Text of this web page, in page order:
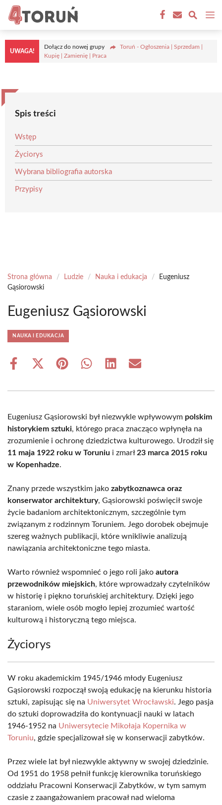
Przejdź
treści
UWAGA!
Dołącz do nowej grupy
Toruń - Ogłoszenia | Sprzedam |
Kupię | Zamienię | Praca
Spis treści
Wstęp
Życiorys
Wybrana bibliografia autorska
Przypisy
Strona główna / Ludzie / Nauka i edukacja /
Eugeniusz
Gąsiorowski
Eugeniusz Gąsiorowski
NAUKA I EDUKACJA
Share
Share
(Twitter)
Share Share Share Share
Eugeniusz Gąsiorowski był niezwykle wpływowym polskim
historykiem sztuki, którego praca znacząco wpłynęła na
zrozumienie i ochronę dziedzictwa kulturowego. Urodził się
11 maja 1922 roku w Toruniu i zmarł 23 marca 2015 roku
w Kopenhadze.
Znany przede wszystkim jako zabytkoznawca oraz
konserwator architektury, Gąsiorowski poświęcił swoje
życie badaniom architektonicznym, szczególnie tym
związanym z rodzinnym Toruniem. Jego dorobek obejmuje
szereg ważnych publikacji, które wnikliwie analizują
nawiązania architektoniczne tego miasta.
Warto również wspomnieć o jego roli jako autora
przewodników miejskich, które wprowadzały czytelników
w historię i piękno toruńskiej architektury. Dzięki jego
staraniom, wiele osób mogło lepiej zrozumieć wartość
kulturową i historyczną tego miejsca.
Życiorys
W roku akademickim 1945/1946 młody Eugeniusz
Gąsiorowski rozpoczął swoją edukację na kierunku historia
sztuki, zapisując się na Uniwersytet Wrocławski. Jego pasja
do sztuki doprowadziła do kontynuacji nauki w latach
1946-1952 na Uniwersytecie Mikołaja Kopernika w
Toruniu, gdzie specjalizował się w konserwacji zabytków.
Przez wiele lat był niezwykle aktywny w swojej dziedzinie.
Od 1951 do 1958 pełnił funkcję kierownika toruńskiego
oddziału Pracowni Konserwacji Zabytków, w tym samym
czasie z zaangażowaniem pracował nad wieloma